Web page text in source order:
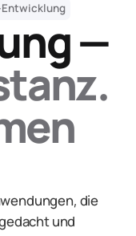
—
die
und